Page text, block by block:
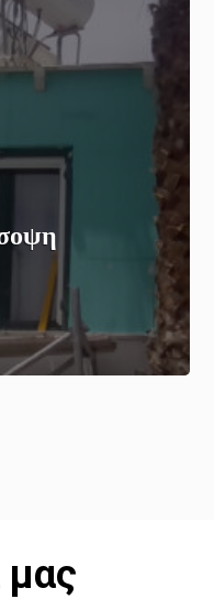
μας